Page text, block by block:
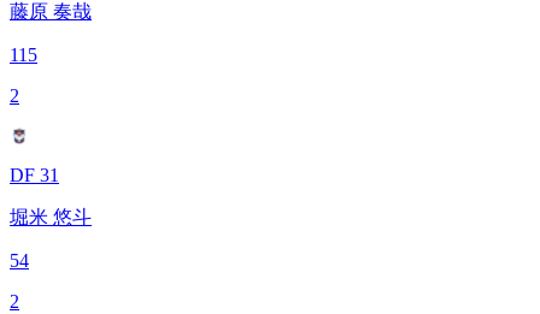
藤原 奏哉
115
2
DF 31
堀米 悠斗
54
2